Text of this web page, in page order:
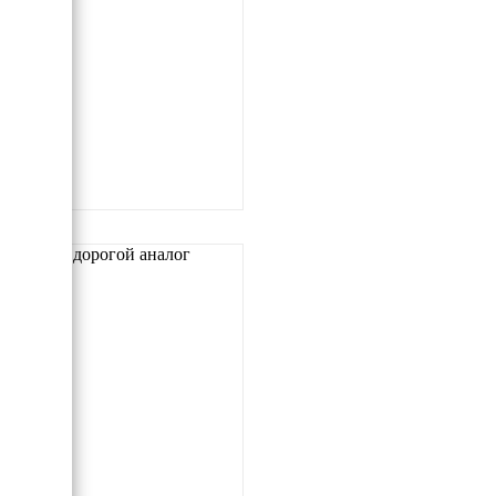
Самый дорогой аналог